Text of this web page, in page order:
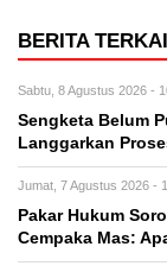
BERITA
Sabtu, 8 Agustus 2026 -
Sengketa Belum
Langgarkan
Jumat, 7 Agustus 2026 -
Pakar Hukum
Cempaka Mas: